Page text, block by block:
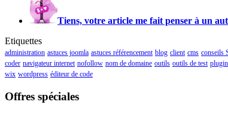
Tiens, votre article me fait penser à un
Etiquettes
administration astuces joomla astuces référencement blog client cms conseils
coder navigateur internet nofollow nom de domaine outils outils de test plugin
wix wordpress éditeur de code
Offres spéciales